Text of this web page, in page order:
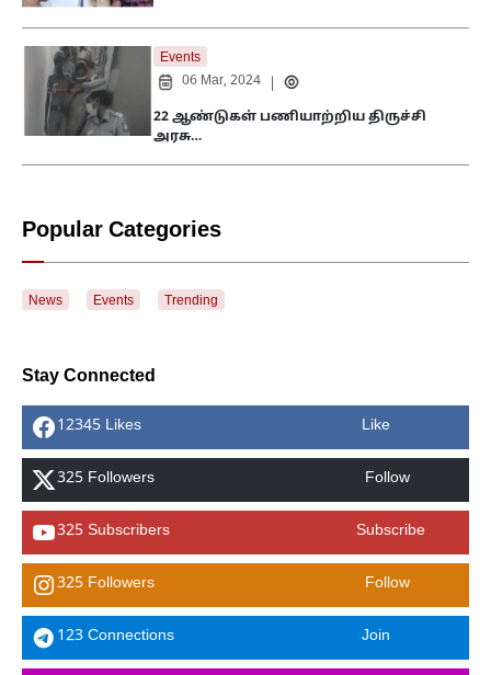
Events
06 Mar, 2024
22 ஆண்டுகள் பணியாற்றிய திருச்சி
அரசு…
Popular Categories
News Events Trending
Stay Connected
12345 Likes Like
325 Followers Follow
325 Subscribers Subscribe
325 Followers Follow
123 Connections Join